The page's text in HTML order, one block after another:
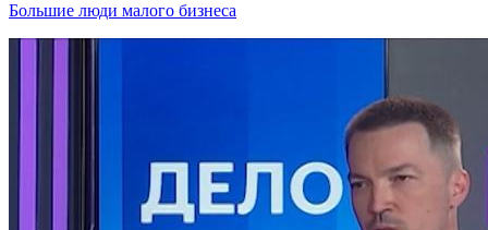
Большие люди малого бизнеса